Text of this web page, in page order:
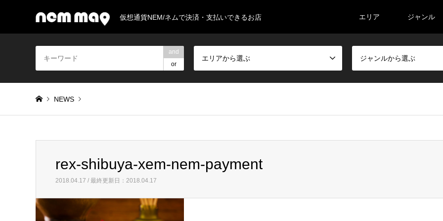
仮想通貨NEM/ネムで決済・支払いできるお店 エリア ジャンル
and
or
エリアから選ぶ ジャンルから選ぶ
NEWS
rex-shibuya-xem-nem-payment
rex-shibuya-xem-nem-payment
2018.04.17 / 最終更新日：2018.04.17